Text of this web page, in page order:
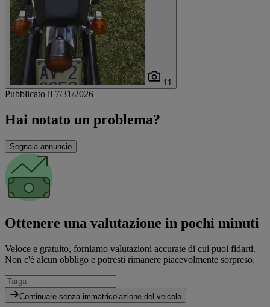
11
Pubblicato il 7/31/2026
Hai notato un problema?
Segnala annuncio
Ottenere una valutazione in pochi minuti
Veloce e gratuito, forniamo valutazioni accurate di cui puoi fidarti.
Non c'è alcun obbligo e potresti rimanere piacevolmente sorpreso.
Continuare senza immatricolazione del veicolo